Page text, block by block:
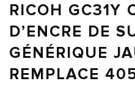
RICOH GC31Y
D’ENCRE DE
GÉNÉRIQUE
REMPLACE